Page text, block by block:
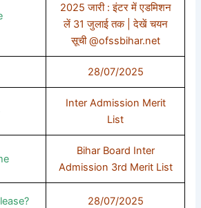
2025 जारी : इंटर में एडमिशन
लें 31 जुलाई तक | देखें चयन
सूची @ofssbihar.net
28/07/2025
Inter Admission Merit
List
Bihar Board Inter
Admission 3rd Merit List
28/07/2025